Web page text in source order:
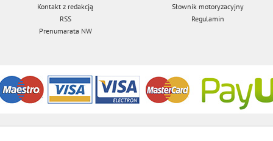
Kontakt z redakcją
Słownik motoryzacyjny
RSS
Regulamin
Prenumarata NW